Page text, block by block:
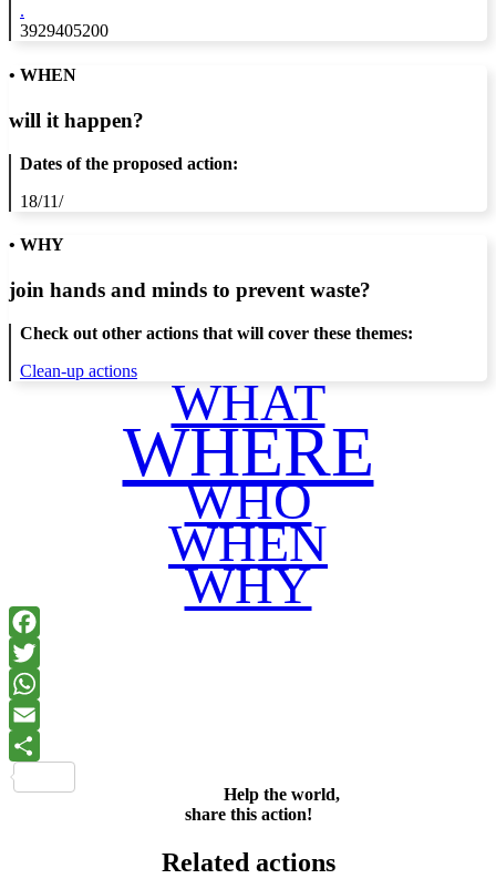
.
3929405200
• WHEN
will it happen?
Dates of the proposed action:
18/11/
• WHY
join hands and minds to prevent waste?
Check out other actions that will cover these themes:
Clean-up actions
WHAT
WHERE
WHO
WHEN
WHY
Help the world,
share this action!
Related actions